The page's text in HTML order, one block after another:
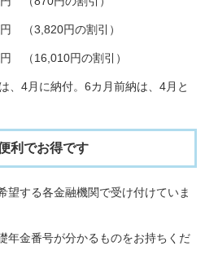
3,820円の割引）
16,010円の割引）
、4月に納付。6カ月前納は、4月と
利でお得です
する各金融機関で受け付けていま
番号が分かるものをお持ちくだ